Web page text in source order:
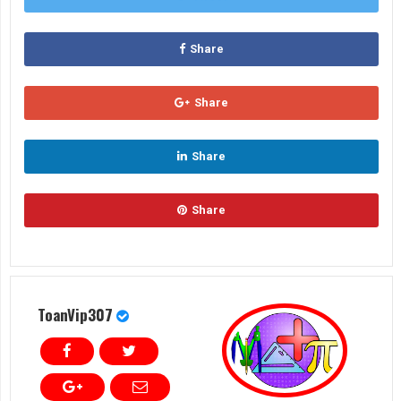
Share
Share
Share
Share
ToanVip307